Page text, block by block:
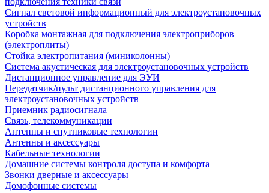
Сигнал световой информационный для электроустановочных
устройств
Коробка монтажная для подключения электроприборов
(электроплиты)
Стойка электропитания (миниколонны)
Система акустическая для электроустановочных устройств
Дистанционное управление для ЭУИ
Передатчик/пульт дистанционного управления для
электроустановочных устройств
Приемник радиосигнала
Связь, телекоммуникации
Антенны и спутниковые технологии
Антенны и аксессуары
Кабельные технологии
Домашние системы контроля доступа и комфорта
Звонки дверные и аксессуары
Домофонные системы